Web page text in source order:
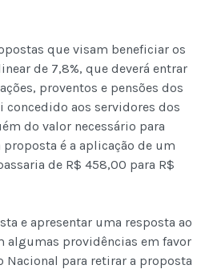
que visam beneficiar os
de 7,8%, que deverá entrar
proventos e pensões dos
concedido aos servidores dos
do valor necessário para
é a aplicação de um
de R$ 458,00 para R$
e apresentar uma resposta ao
algumas providências em favor
Nacional para retirar a proposta